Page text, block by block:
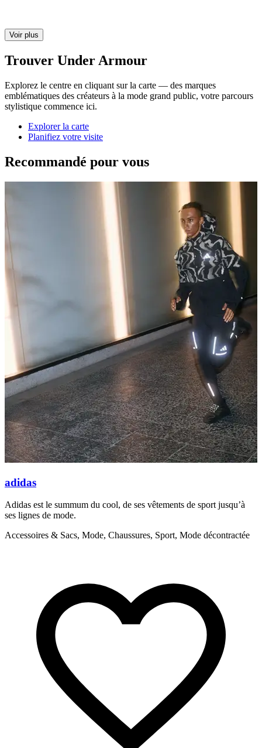
Voir plus
Trouver Under Armour
Explorez le centre en cliquant sur la carte — des marques
emblématiques des créateurs à la mode grand public, votre parcours
stylistique commence ici.
Explorer la carte
Planifiez votre visite
Recommandé pour vous
adidas
Adidas est le summum du cool, de ses vêtements de sport jusqu’à
ses lignes de mode.
Accessoires & Sacs, Mode, Chaussures, Sport, Mode décontractée